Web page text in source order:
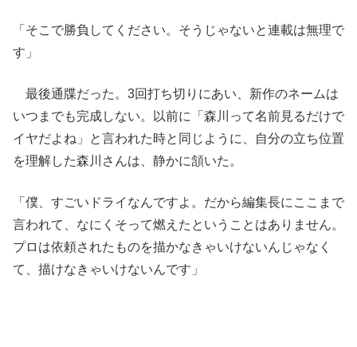
「そこで勝負してください。そうじゃないと連載は無理で
す」
最後通牒だった。3回打ち切りにあい、新作のネームは
いつまでも完成しない。以前に「森川って名前見るだけで
イヤだよね」と言われた時と同じように、自分の立ち位置
を理解した森川さんは、静かに頷いた。
「僕、すごいドライなんですよ。だから編集長にここまで
言われて、なにくそって燃えたということはありません。
プロは依頼されたものを描かなきゃいけないんじゃなく
て、描けなきゃいけないんです」